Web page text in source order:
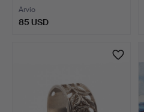
Arvio
85 USD